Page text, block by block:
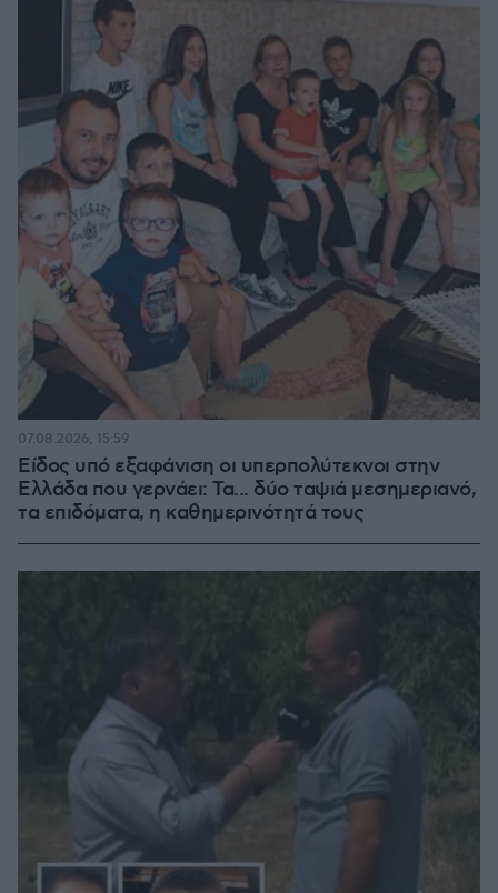
Είδος υπό εξαφάνιση οι υπερπολύτεκνοι στην
Ελλάδα που γερνάει: Τα... δύο ταψιά μεσημεριανό,
τα επιδόματα, η καθημερινότητά τους
07.08.2026, 15:59